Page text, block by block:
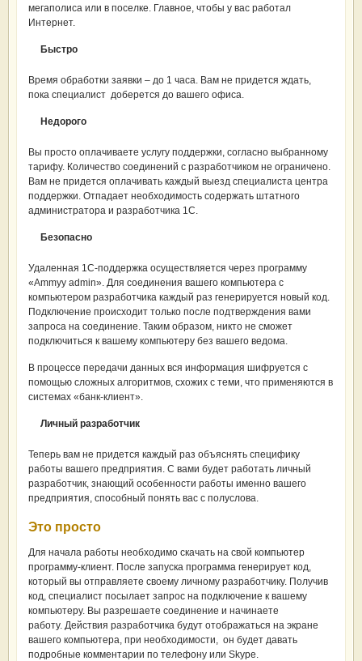
мегаполиса или в поселке. Главное, чтобы у вас работал
Интернет.
Быстро
Время обработки заявки – до 1 часа. Вам не придется ждать,
пока специалист доберется до вашего офиса.
Недорого
Вы просто оплачиваете услугу поддержки, согласно выбранному
тарифу. Количество соединений с разработчиком не ограничено.
Вам не придется оплачивать каждый выезд специалиста центра
поддержки. Отпадает необходимость содержать штатного
администратора и разработчика 1С.
Безопасно
Удаленная 1С-поддержка осуществляется через программу
«Ammyy admin». Для соединения вашего компьютера с
компьютером разработчика каждый раз генерируется новый код.
Подключение происходит только после подтверждения вами
запроса на соединение. Таким образом, никто не сможет
подключиться к вашему компьютеру без вашего ведома.
В процессе передачи данных вся информация шифруется с
помощью сложных алгоритмов, схожих с теми, что применяются в
системах «банк-клиент».
Личный разработчик
Теперь вам не придется каждый раз объяснять специфику
работы вашего предприятия. С вами будет работать личный
разработчик, знающий особенности работы именно вашего
предприятия, способный понять вас с полуслова.
Это просто
Для начала работы необходимо скачать на свой компьютер
программу-клиент. После запуска программа генерирует код,
который вы отправляете своему личному разработчику. Получив
код, специалист посылает запрос на подключение к вашему
компьютеру. Вы разрешаете соединение и начинаете
работу. Действия разработчика будут отображаться на экране
вашего компьютера, при необходимости, он будет давать
подробные комментарии по телефону или Skype.